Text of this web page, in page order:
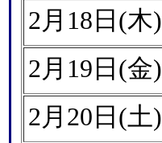
2月18日(木)
2月19日(金)
2月20日(土)